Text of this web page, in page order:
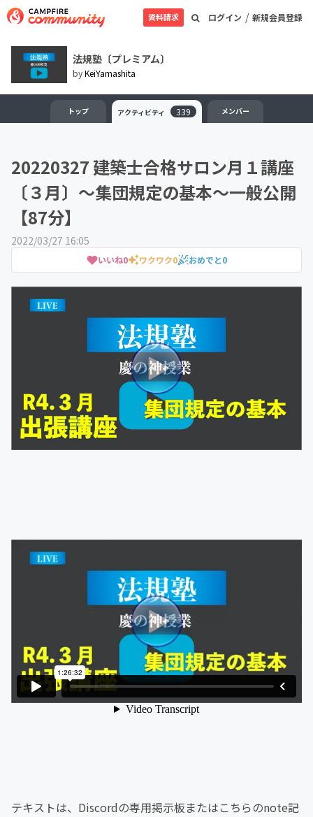
ログイン / 新規会員登録
資料請求
法規塾〔プレミアム〕
byKeiYamashita
トップ アクティビティ 339 メンバー
20220327 建築士合格サロン月１講座
〔３月〕〜集団規定の基本〜一般公開
【87分】
2022/03/27 16:05
いいね0 ワクワク0 おめでと0
テキストは、Discordの専用掲示板またはこちらのnote記